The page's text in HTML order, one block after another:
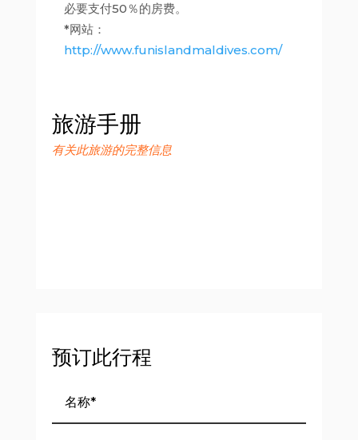
必要支付50％的房费。
*网站：
http://www.funislandmaldives.com/
旅游手册
有关此旅游的完整信息
预订此行程